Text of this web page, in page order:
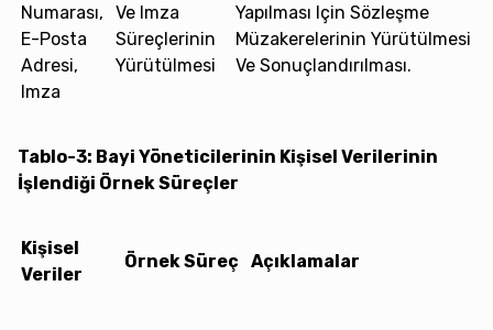
Numarası,
E-Posta
Adresi,
Imza
Ve Imza
Süreçlerinin
Yürütülmesi
Yapılması Için Sözleşme
Müzakerelerinin Yürütülmesi
Ve Sonuçlandırılması.
Tablo-3: Bayi Yöneticilerinin Kişisel Verilerinin
İşlendiği Örnek Süreçler
Kişisel
Veriler
Örnek Süreç Açıklamalar